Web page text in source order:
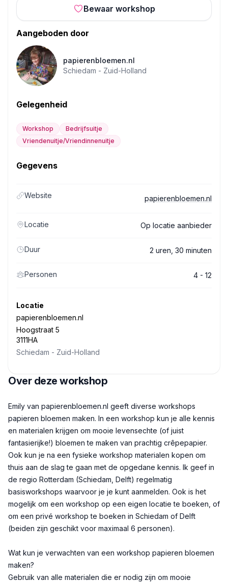
Bewaar workshop
Aangeboden door
papierenbloemen.nl
Schiedam - Zuid-Holland
Gelegenheid
Workshop
Bedrijfsuitje
Vriendenuitje/Vriendinnenuitje
Gegevens
Website papierenbloemen.nl
Locatie Op locatie aanbieder
Duur 2 uren, 30 minuten
Personen 4 - 12
Locatie
papierenbloemen.nl
Hoogstraat 5
3111HA
Schiedam - Zuid-Holland
Over deze workshop
Beschrijving
Emily van papierenbloemen.nl geeft diverse workshops
papieren bloemen maken. In een workshop kun je alle kennis
en materialen krijgen om mooie levensechte (of juist
fantasierijke!) bloemen te maken van prachtig crêpepapier.
Ook kun je na een fysieke workshop materialen kopen om
thuis aan de slag te gaan met de opgedane kennis. Ik geef in
de regio Rotterdam (Schiedam, Delft) regelmatig
basisworkshops waarvoor je je kunt aanmelden. Ook is het
mogelijk om een workshop op een eigen locatie te boeken, of
om een privé workshop te boeken in Schiedam of Delft
(beiden zijn geschikt voor maximaal 6 personen).
Wat kun je verwachten van een workshop papieren bloemen
maken?
Gebruik van alle materialen die er nodig zijn om mooie